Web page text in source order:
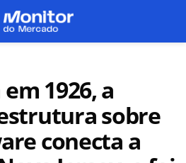
1926, a
sobre
conecta a